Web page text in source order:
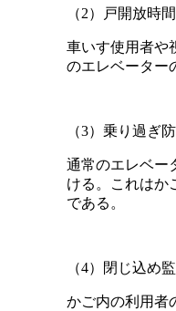
（2）戸開放時間
車いす使用者や
のエレベーター
（3）乗り過ぎ
通常のエレベー
ける。これはか
である。
（4）閉じ込め
かご内の利用者